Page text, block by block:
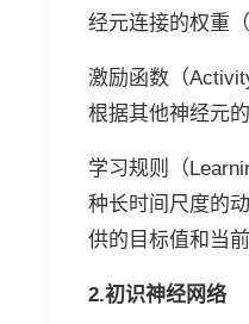
经元连接的权重
激励函数（
根据其他神经元
学习规则（
种长时间尺度的
供的目标值和当前
2.初识神经网络